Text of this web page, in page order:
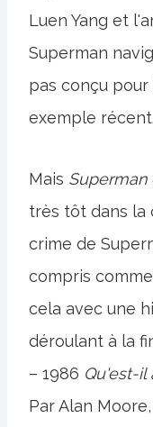
Luen Yang et
Superman
pas conçu
exemple récent.
Mais Superman
très tôt dans la
crime de
compris
cela avec une
déroulant à la
– 1986 Qu'est-il
Par Alan